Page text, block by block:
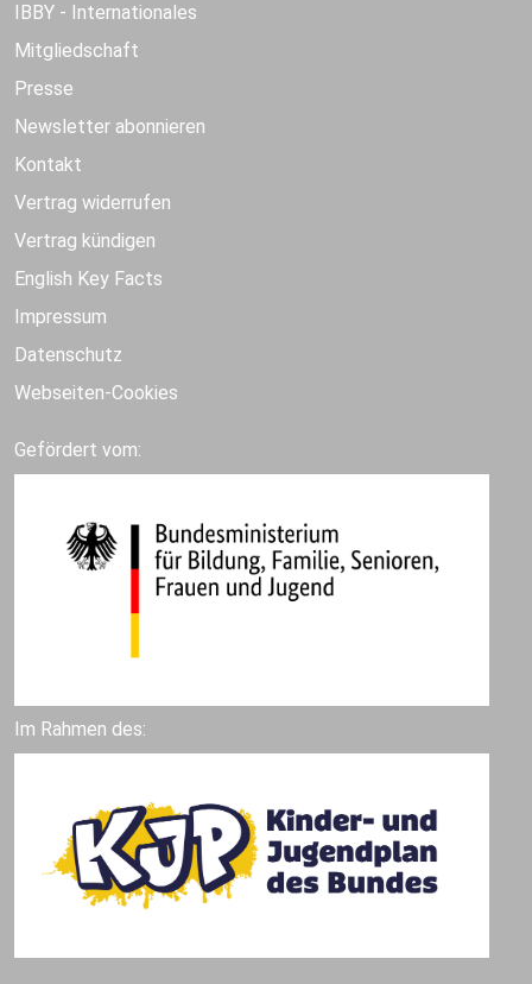
IBBY - Internationales
Mitgliedschaft
Presse
Newsletter abonnieren
Kontakt
Vertrag widerrufen
Vertrag kündigen
English Key Facts
Impressum
Datenschutz
Webseiten-Cookies
Gefördert vom:
Im Rahmen des: